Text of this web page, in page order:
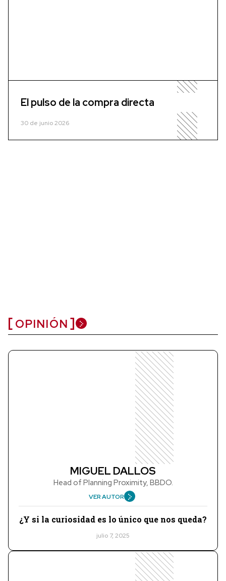
El pulso de la compra directa
30 de junio 2026
OPINIÓN
MIGUEL DALLOS
Head of Planning Proximity, BBDO.
VER AUTOR
¿Y si la curiosidad es lo único que nos queda?
julio 7, 2025